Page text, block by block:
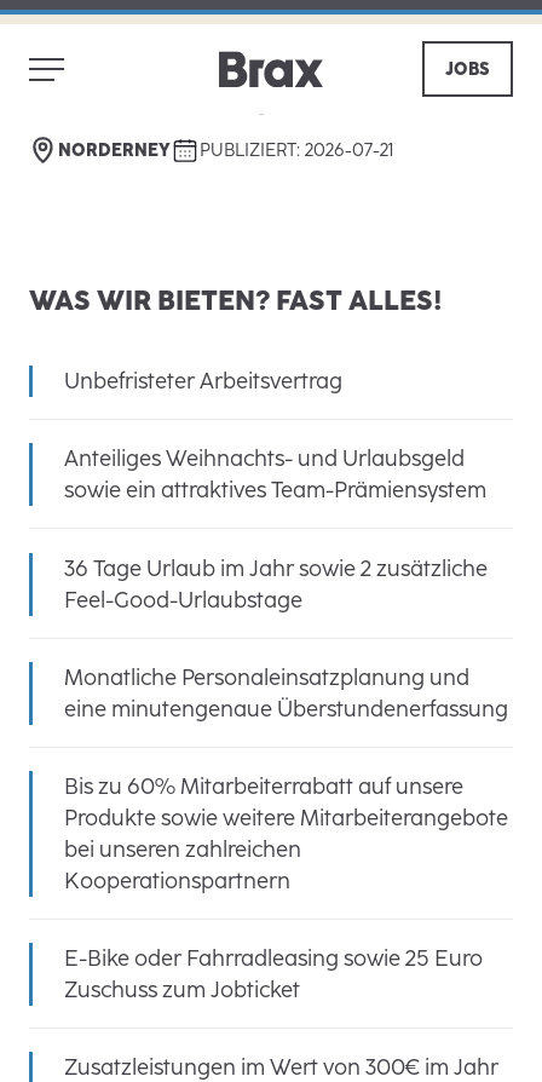
JOBS
(M/W/D) IN TEIL- UND VOLLZEIT -
NEUERÖFFNUNG STORE
NORDERNEY PUBLIZIERT: 2026-07-21
ZURÜCK
WAS WIR BIETEN? FAST ALLES!
Unbefristeter Arbeitsvertrag
Anteiliges Weihnachts- und Urlaubsgeld
sowie ein attraktives Team-Prämiensystem
36 Tage Urlaub im Jahr sowie 2 zusätzliche
Feel-Good-Urlaubstage
Monatliche Personaleinsatzplanung und
eine minutengenaue Überstundenerfassung
Bis zu 60% Mitarbeiterrabatt auf unsere
Produkte sowie weitere Mitarbeiterangebote
bei unseren zahlreichen
Kooperationspartnern
E-Bike oder Fahrradleasing sowie 25 Euro
Zuschuss zum Jobticket
Zusatzleistungen im Wert von 300€ im Jahr